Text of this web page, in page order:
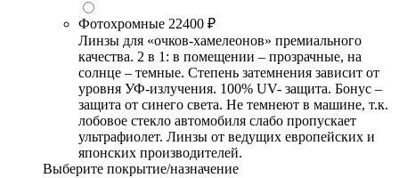
Фотохромные 22400 ₽
Линзы для «очков-хамелеонов» премиального
качества. 2 в 1: в помещении – прозрачные, на
солнце – темные. Степень затемнения зависит от
уровня УФ-излучения. 100% UV- защита. Бонус –
защита от синего света. Не темнеют в машине, т.к.
лобовое стекло автомобиля слабо пропускает
ультрафиолет. Линзы от ведущих европейских и
японских производителей.
Выберите покрытие/назначение